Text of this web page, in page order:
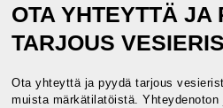
OTA YHTEYTTÄ JA
TARJOUS
Ota yhteyttä ja pyydä tarjous
muista märkätilatöistä. Yhteydenoton